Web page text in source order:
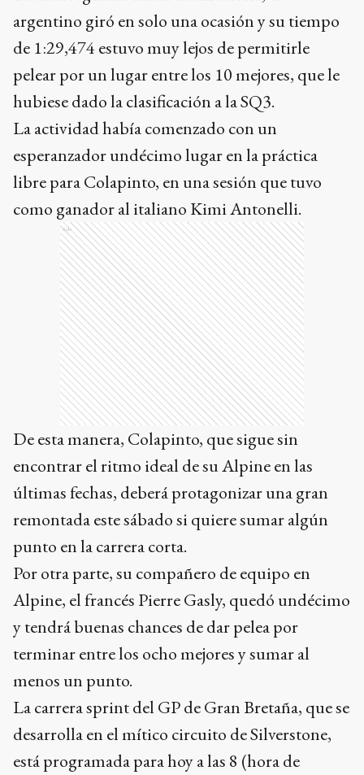
argentino giró en solo una ocasión y su tiempo
de 1:29,474 estuvo muy lejos de permitirle
pelear por un lugar entre los 10 mejores, que le
hubiese dado la clasificación a la SQ3.
La actividad había comenzado con un
esperanzador undécimo lugar en la práctica
libre para Colapinto, en una sesión que tuvo
como ganador al italiano Kimi Antonelli.
Ads
De esta manera, Colapinto, que sigue sin
encontrar el ritmo ideal de su Alpine en las
últimas fechas, deberá protagonizar una gran
remontada este sábado si quiere sumar algún
punto en la carrera corta.
Por otra parte, su compañero de equipo en
Alpine, el francés Pierre Gasly, quedó undécimo
y tendrá buenas chances de dar pelea por
terminar entre los ocho mejores y sumar al
menos un punto.
La carrera sprint del GP de Gran Bretaña, que se
desarrolla en el mítico circuito de Silverstone,
está programada para hoy a las 8 (hora de